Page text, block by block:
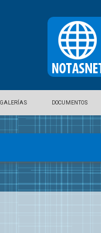
GALERÍAS DOCUMENTOS